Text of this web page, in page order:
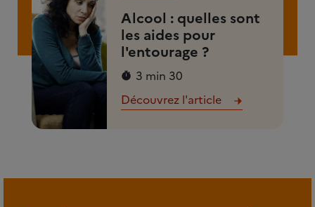
Alcool : quelles sont
les aides pour
l'entourage ?
3 min 30
Découvrez l'article